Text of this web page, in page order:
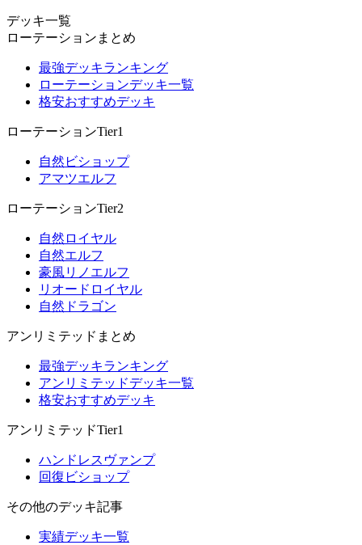
デッキ一覧
ローテーションまとめ
最強デッキランキング
ローテーションデッキ一覧
格安おすすめデッキ
ローテーションTier1
自然ビショップ
アマツエルフ
ローテーションTier2
自然ロイヤル
自然エルフ
豪風リノエルフ
リオードロイヤル
自然ドラゴン
アンリミテッドまとめ
最強デッキランキング
アンリミテッドデッキ一覧
格安おすすめデッキ
アンリミテッドTier1
ハンドレスヴァンプ
回復ビショップ
その他のデッキ記事
実績デッキ一覧